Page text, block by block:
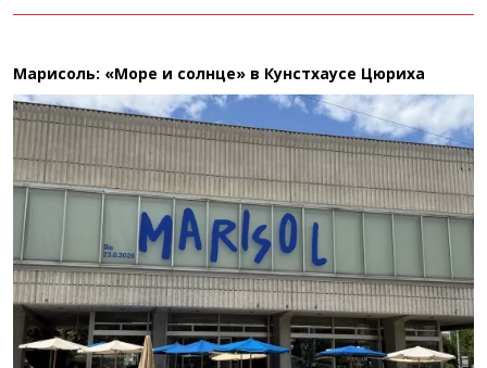
Марисоль: «Море и солнце» в Кунстхаусе Цюриха